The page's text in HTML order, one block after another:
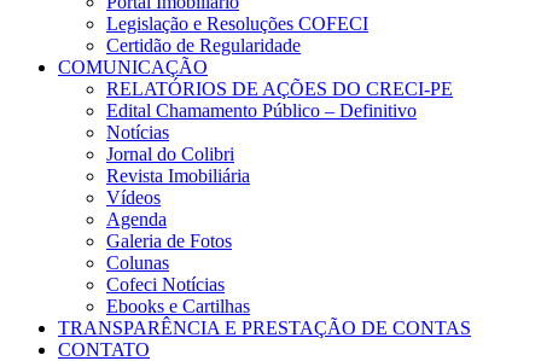
Legislação e Resoluções COFECI
Certidão de Regularidade
COMUNICAÇÃO
RELATÓRIOS DE AÇÕES DO CRECI-PE
Edital Chamamento Público – Definitivo
Notícias
Jornal do Colibri
Revista Imobiliária
Vídeos
Agenda
Galeria de Fotos
Colunas
Cofeci Notícias
Ebooks e Cartilhas
TRANSPARÊNCIA E PRESTAÇÃO DE CONTAS
CONTATO